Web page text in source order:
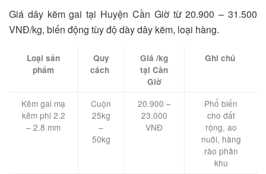
Giá dây kẽm gai tại Huyện Cần Giờ từ 20.900 – 31.500
VNĐ/kg, biến động tùy độ dày dây kẽm, loại hàng.
Loại sản
phẩm
Quy
cách
Giá /kg
tại Cần
Giờ
Ghi chú
Kẽm gai mạ
kẽm phi 2.2
– 2.8 mm
Cuộn
25kg
–
50kg
20.900 –
23.000
VNĐ
Phổ biến
cho đất
rộng, ao
nuôi, hàng
rào phân
khu